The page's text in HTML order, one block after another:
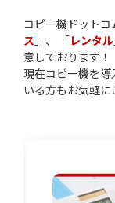
コピー機ドット
ス 」、 「レンタル
意しております！
現在コピー機を
いる方もお気軽に